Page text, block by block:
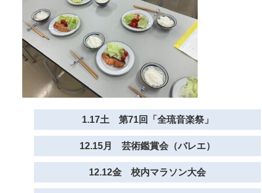
1.17土 第71回「全琉音楽祭」
12.15月 芸術鑑賞会（バレエ）
12.12金 校内マラソン大会